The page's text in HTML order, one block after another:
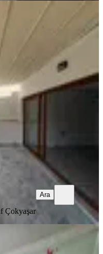
Mah 3+1
Otoparklı
Mahallesi
09.08.2026
Çokyaşar
Ara
Yakını Arakat 3+1
Daire